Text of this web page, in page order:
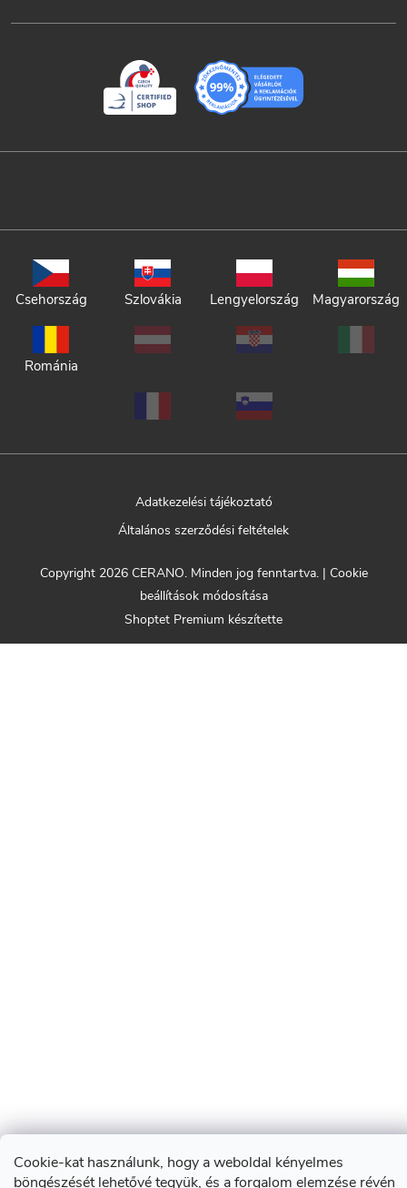
Cookie-kat használunk, hogy a weboldal kényelmes
böngészését lehetővé tegyük, és a forgalom elemzése révén
Csehország Szlovákia Lengyelország Magyarország
Románia
Adatkezelési tájékoztató
Általános szerződési feltételek
Shoptet Premium készítette
Copyright 2026 CERANO. Minden jog fenntartva. | Cookie
beállítások módosítása